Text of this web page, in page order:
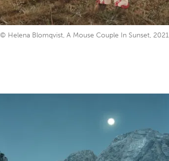
© Helena Blomqvist, A Mouse Couple In Sunset, 2021